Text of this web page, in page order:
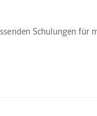
Schulungen für